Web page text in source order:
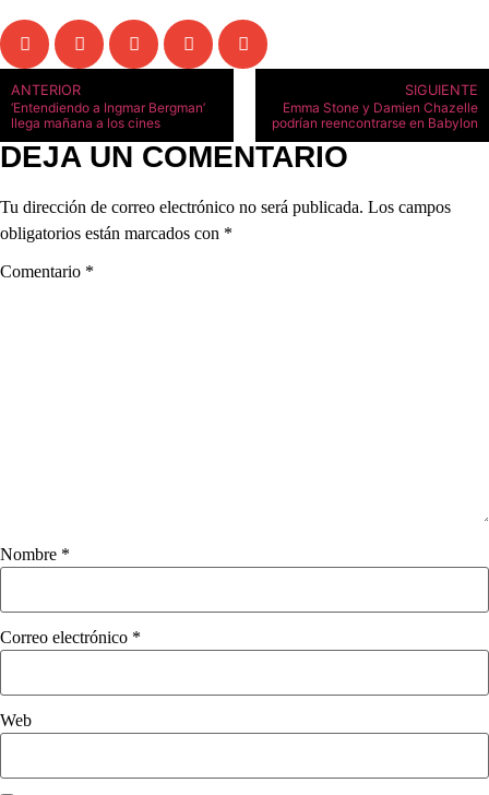
ANTERIOR
‘Entendiendo a Ingmar Bergman’
llega mañana a los cines
SIGUIENTE
Emma Stone y Damien Chazelle
podrían reencontrarse en Babylon
DEJA UN COMENTARIO
Tu dirección de correo electrónico no será publicada. Los campos
obligatorios están marcados con *
Comentario *
Nombre *
Correo electrónico *
Web